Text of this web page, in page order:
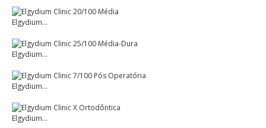
Elgydium...
Elgydium...
Elgydium...
Elgydium...